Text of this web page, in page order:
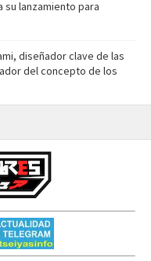
su lanzamiento para
diseñador clave de las
del concepto de los